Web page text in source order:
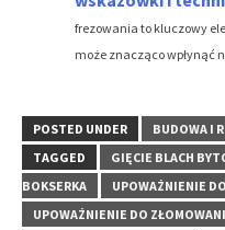
frezowania to kluczowy
może znacząco wpłynąć
POSTED UNDER
BUDOWA I
TAGGED
GIĘCIE BLACH
BOKSERKA
UPOWAŻNIENIE
UPOWAŻNIENIE DO